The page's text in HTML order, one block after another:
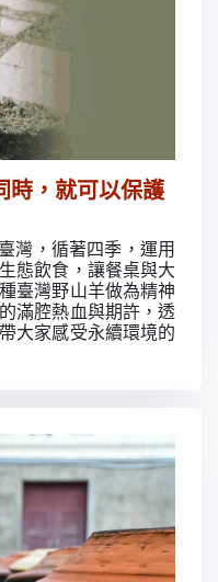
時，就可以保護
灣，循著四季，運用
態飲食，讓餐桌與大
臺灣野山羊做為精神
滿腔熱血與期許，透
大家感受永續環境的